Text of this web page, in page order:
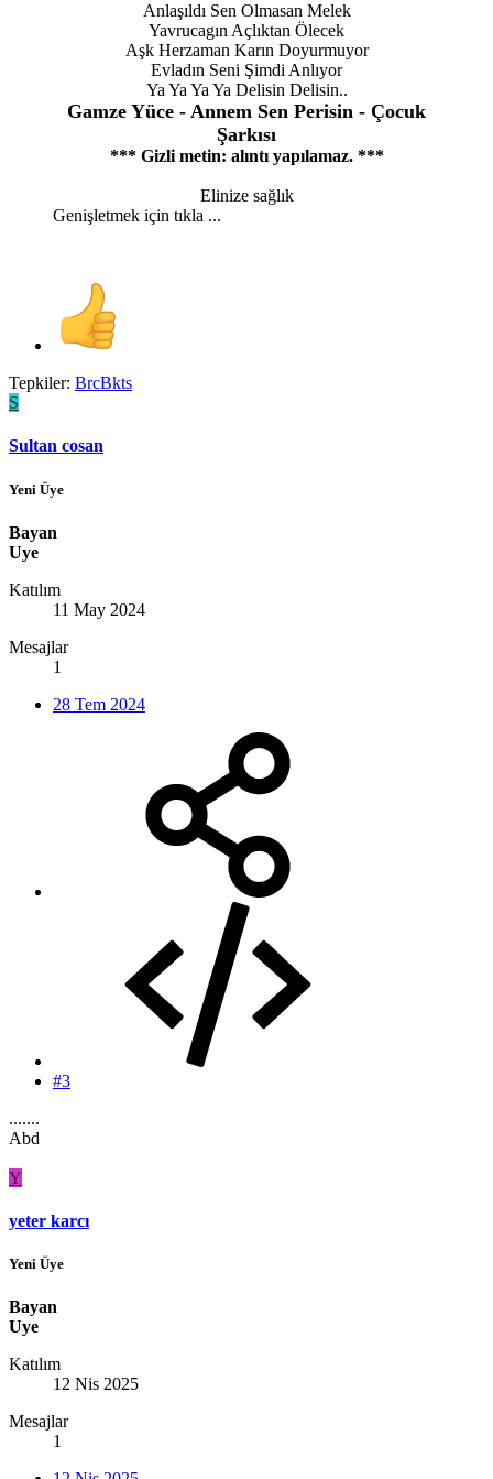
Anlaşıldı Sen Olmasan Melek
Yavrucagın Açlıktan Ölecek
Aşk Herzaman Karın Doyurmuyor
Evladın Seni Şimdi Anlıyor
Ya Ya Ya Ya Delisin Delisin..
Gamze Yüce - Annem Sen Perisin - Çocuk
Şarkısı
*** Gizli metin: alıntı yapılamaz. ***
Elinize sağlık​
Genişletmek için tıkla ...
Tepkiler: BrcBkts
S
Sultan cosan
Yeni Üye
Bayan
Uye
Katılım
11 May 2024
Mesajlar
1
28 Tem 2024
#3
.......
Abd
Y
yeter karcı
Yeni Üye
Bayan
Uye
Katılım
12 Nis 2025
Mesajlar
1